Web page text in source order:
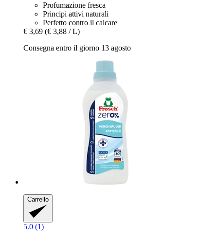
Profumazione fresca
Principi attivi naturali
Perfetto contro il calcare
€ 3,69 (€ 3,88 / L)
Consegna entro il giorno 13 agosto
Carrello
5.0 (1)